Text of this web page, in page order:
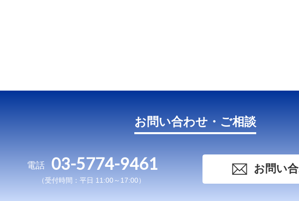
お問い合わせ・ご相談
電話 03-5774-9461
（受付時間：平日 11:00～17:00）
お問い